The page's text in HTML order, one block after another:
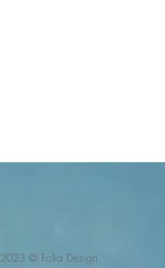
2023 © Folia Design